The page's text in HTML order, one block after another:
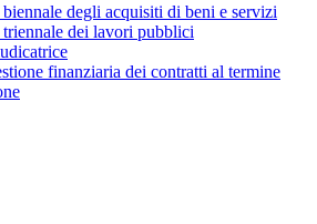
degli acquisiti di beni e servizi
triennale dei lavori pubblici
finanziaria dei contratti al termine